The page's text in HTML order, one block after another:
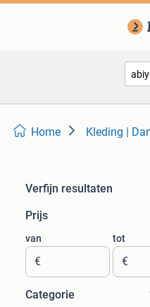
Home Kleding |
Verfijn resultaten
Prijs
van
€
tot
€
Categorie